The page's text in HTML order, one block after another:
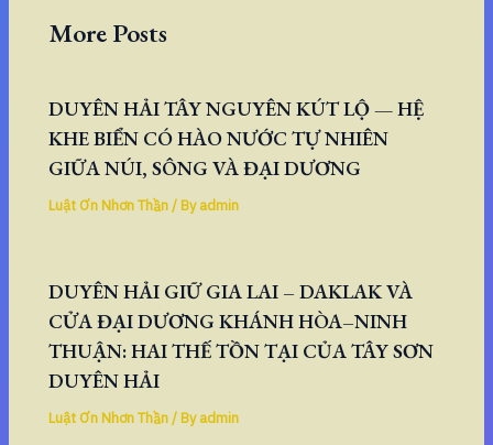
More Posts
DUYÊN HẢI TÂY NGUYÊN KÚT LỘ — HỆ
KHE BIỂN CÓ HÀO NƯỚC TỰ NHIÊN
GIỮA NÚI, SÔNG VÀ ĐẠI DƯƠNG
Luật Ơn Nhơn Thần/ Byadmin
DUYÊN HẢI GIỮ GIA LAI – DAKLAK VÀ
CỬA ĐẠI DƯƠNG KHÁNH HÒA–NINH
THUẬN: HAI THẾ TỒN TẠI CỦA TÂY SƠN
DUYÊN HẢI
Luật Ơn Nhơn Thần/ Byadmin